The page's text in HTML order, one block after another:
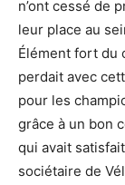
n’ont cessé de
leur place au
Élément fort du
perdait avec
pour les
grâce à un bon
qui avait
sociétaire de